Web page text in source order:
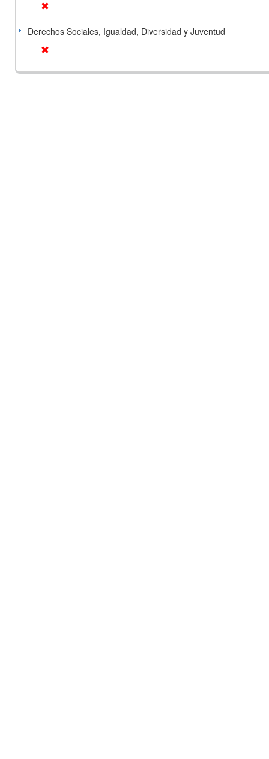
Derechos Sociales, Igualdad, Diversidad y Juventud